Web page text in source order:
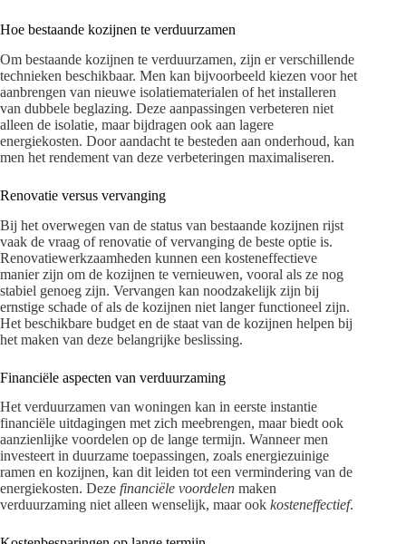
Hoe bestaande kozijnen te verduurzamen
Om bestaande kozijnen te verduurzamen, zijn er verschillende
technieken beschikbaar. Men kan bijvoorbeeld kiezen voor het
aanbrengen van nieuwe isolatiematerialen of het installeren
van dubbele beglazing. Deze aanpassingen verbeteren niet
alleen de isolatie, maar bijdragen ook aan lagere
energiekosten. Door aandacht te besteden aan onderhoud, kan
men het rendement van deze verbeteringen maximaliseren.
Renovatie versus vervanging
Bij het overwegen van de status van bestaande kozijnen rijst
vaak de vraag of renovatie of vervanging de beste optie is.
Renovatiewerkzaamheden kunnen een kosteneffectieve
manier zijn om de kozijnen te vernieuwen, vooral als ze nog
stabiel genoeg zijn. Vervangen kan noodzakelijk zijn bij
ernstige schade of als de kozijnen niet langer functioneel zijn.
Het beschikbare budget en de staat van de kozijnen helpen bij
het maken van deze belangrijke beslissing.
Financiële aspecten van verduurzaming
Het verduurzamen van woningen kan in eerste instantie
financiële uitdagingen met zich meebrengen, maar biedt ook
aanzienlijke voordelen op de lange termijn. Wanneer men
investeert in duurzame toepassingen, zoals energiezuinige
ramen en kozijnen, kan dit leiden tot een vermindering van de
energiekosten. Deze financiële voordelen maken
verduurzaming niet alleen wenselijk, maar ook kosteneffectief.